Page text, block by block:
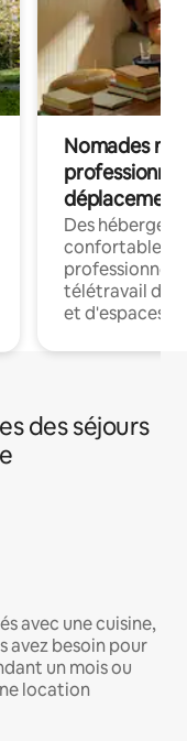
Nomades
déplacement
Des
confortables
professionnels
télétravail
et d'espaces
des séjours
avec une cuisine,
avez besoin pour
un mois ou
location